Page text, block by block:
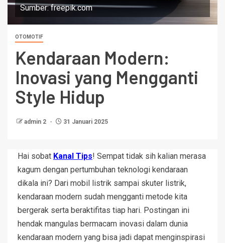
Sumber: freepik.com
OTOMOTIF
Kendaraan Modern:
Inovasi yang Mengganti
Style Hidup
admin 2 31 Januari 2025
Hai sobat Kanal Tips! Sempat tidak sih kalian merasa
kagum dengan pertumbuhan teknologi kendaraan
dikala ini? Dari mobil listrik sampai skuter listrik,
kendaraan modern sudah mengganti metode kita
bergerak serta beraktifitas tiap hari. Postingan ini
hendak mangulas bermacam inovasi dalam dunia
kendaraan modern yang bisa jadi dapat menginspirasi